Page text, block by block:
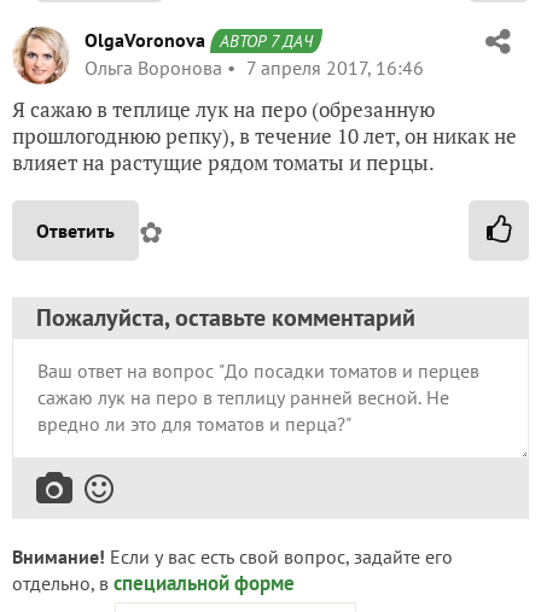
OlgaVoronova АВТОР 7 ДАЧ
Ольга Воронова 7 апреля 2017, 16:46
Я сажаю в теплице лук на перо (обрезанную
прошлогоднюю репку), в течение 10 лет, он никак не
влияет на растущие рядом томаты и перцы.
Ответить ✿
Пожалуйста, оставьте комментарий
Внимание! Если у вас есть свой вопрос, задайте его
отдельно, в специальной форме